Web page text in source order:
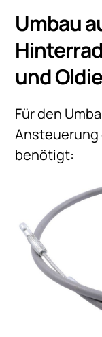
Umbau
und
Für den
Ansteuerung
benötigt: